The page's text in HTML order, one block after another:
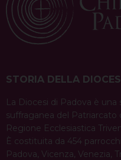
STORIA DELLA
La Diocesi di Padova è
suffraganea del Patriarcato
Regione Ecclesiastica
È costituita da 454
Padova, Vicenza, Venezia,